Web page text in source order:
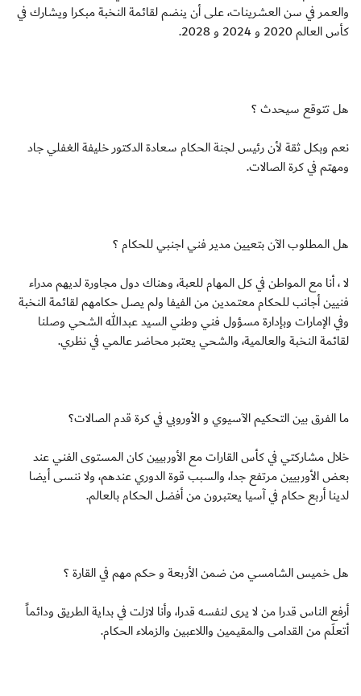
والعمر في سن العشرينات، على أن ينضم لقائمة النخبة مبكرا ويشارك في
كأس العالم 2020 و 2024 و 2028.
هل تتوقع سيحدث ؟
نعم وبكل ثقة لأن رئيس لجنة الحكام سعادة الدكتور خليفة الغفلي جاد
ومهتم في كرة الصالات.
هل المطلوب الآن بتعيين مدير فني اجنبي للحكام ؟
لا ، أنا مع المواطن في كل المهام للعبة، وهناك دول مجاورة لديهم مدراء
فنيين أجانب للحكام معتمدين من الفيفا ولم يصل حكامهم لقائمة النخبة
وفي الإمارات وبإدارة مسؤول فني وطني السيد عبدالله الشحي وصلنا
لقائمة النخبة والعالمية، والشحي يعتبر محاضر عالمي في نظري.
ما الفرق بين التحكيم الآسيوي و الأوروبي في كرة قدم الصالات؟
خلال مشاركتي في كأس القارات مع الأوربيين كان المستوى الفني عند
بعض الأوربيين مرتفع جدا، والسبب قوة الدوري عندهم، ولا ننسى أيضا
لدينا أربع حكام في آسيا يعتبرون من أفضل الحكام بالعالم.
هل خميس الشامسي من ضمن الأربعة و حكم مهم في القارة ؟
أرفع الناس قدرا من لا يرى لنفسه قدرا، وأنا لازلت في بداية الطريق ودائماً
أتعلَم من القدامى والمقيمين واللاعبين والزملاء الحكام.